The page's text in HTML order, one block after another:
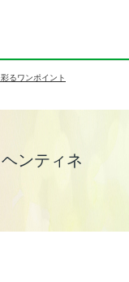
るワンポイント
ンティネ